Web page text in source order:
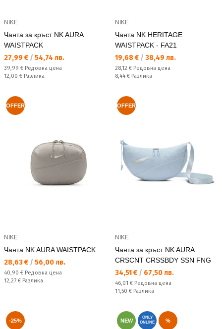
NIKE
Чанта за кръст NK AURA
WAISTPACK
Текуща цена:
27,99 € / 54,74 лв.
Редовна цена:
39,99 € Редовна цена
Спестявате:
12,00 € Разлика
NIKE
Чанта NK HERITAGE
WAISTPACK - FA21
Текуща цена:
19,68 € / 38,49 лв.
Редовна цена:
28,12 € Редовна цена
Спестявате:
8,44 € Разлика
OFFER
NIKE
Чанта NK AURA WAISTPACK
Текуща цена:
28,63 € / 56,00 лв.
Редовна цена:
40,90 € Редовна цена
Спестявате:
12,27 € Разлика
OFFER
NIKE
Чанта за кръст NK AURA
CRSCNT CRSSBDY SSN FNG
Текуща цена:
34,51 € / 67,50 лв.
Редовна цена:
46,01 € Редовна цена
Спестявате:
11,50 € Разлика
-25% NEW
ONLY
ONLINE
%